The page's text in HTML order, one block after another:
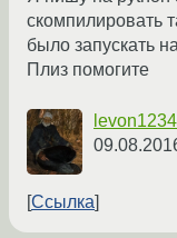
скомпилировать
было запускать
Плиз помогите
Ссылка